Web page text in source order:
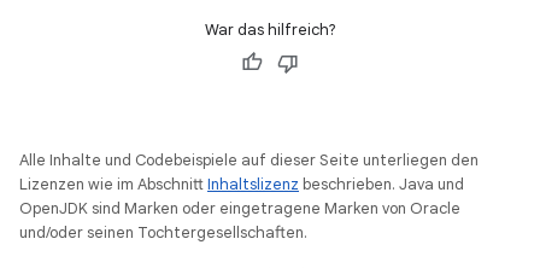
War das hilfreich?
Alle Inhalte und Codebeispiele auf dieser Seite unterliegen den
Lizenzen wie im AbschnittInhaltslizenz beschrieben. Java und
OpenJDK sind Marken oder eingetragene Marken von Oracle
und/oder seinen Tochtergesellschaften.